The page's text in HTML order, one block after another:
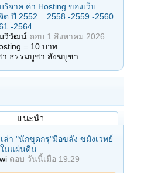
ริจาค ค่า Hosting ของเว็บ
ต ปี 2552 ...2558 -2559 -2560
-2564
วิวัฒน์ ตอบ 1 สิงหาคม 2026
= 10 บาท
ธรรมบูชา สังฆบูชา…
แนะนำ
เล่า "นักขุดกรุ"มือขลัง ขมังเวทย์
นแผ่นดิน
ตอบ วันนี้เมื่อ 19:29